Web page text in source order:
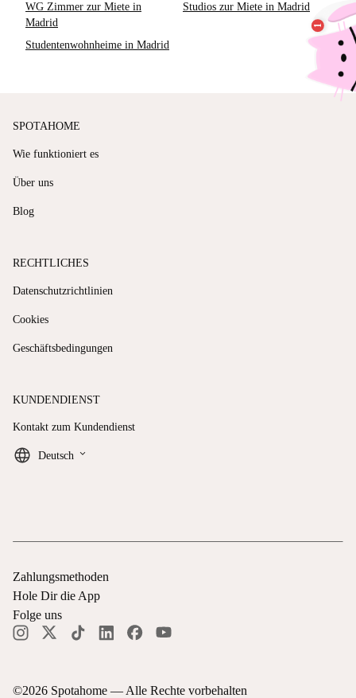
WG Zimmer zur Miete in
Madrid
Studios zur Miete in Madrid
Studentenwohnheime in Madrid
SPOTAHOME
Wie funktioniert es
Über uns
Blog
RECHTLICHES
Datenschutzrichtlinien
Cookies
Geschäftsbedingungen
KUNDENDIENST
Kontakt zum Kundendienst
Deutsch keyboard_arrow_down
©2026 Spotahome — Alle Rechte vorbehalten
Zahlungsmethoden
Hole Dir die App
Folge uns